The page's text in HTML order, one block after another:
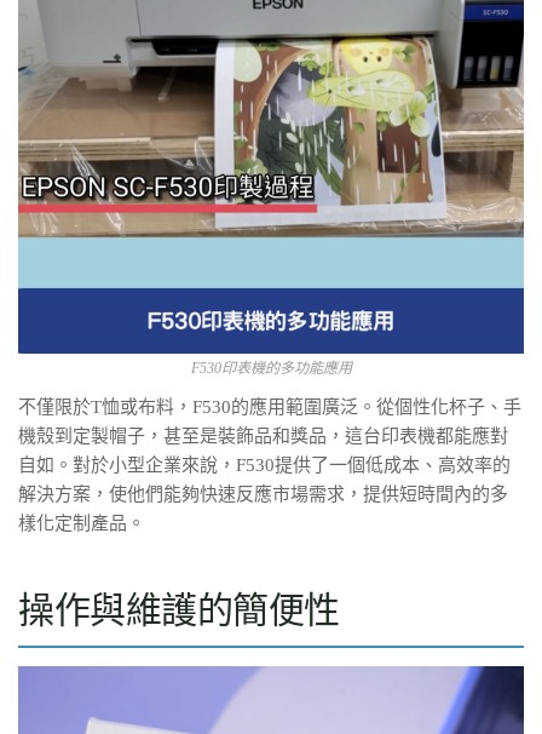
F530印表機的多功能應用
不僅限於T恤或布料，F530的應用範圍廣泛。從個性化杯子、手
機殼到定製帽子，甚至是裝飾品和獎品，這台印表機都能應對
自如。對於小型企業來說，F530提供了一個低成本、高效率的
解決方案，使他們能夠快速反應市場需求，提供短時間內的多
樣化定制產品。
操作與維護的簡便性